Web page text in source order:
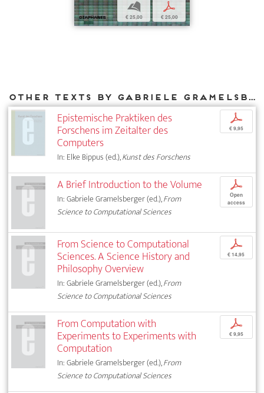
b
€ 25,00
p
€ 25,00
Other texts by Gabriele Gramelsberger for DIAPHANES
Epistemische Praktiken des
Forschens im Zeitalter des
Computers
In: Elke Bippus (ed.),Kunst des Forschens
p
€ 9,95
A Brief Introduction to the Volume
In: Gabriele Gramelsberger (ed.),From
Science to Computational Sciences
p
Open
access
From Science to Computational
Sciences. A Science History and
Philosophy Overview
In: Gabriele Gramelsberger (ed.),From
Science to Computational Sciences
p
€ 14,95
From Computation with
Experiments to Experiments with
Computation
In: Gabriele Gramelsberger (ed.),From
Science to Computational Sciences
p
€ 9,95